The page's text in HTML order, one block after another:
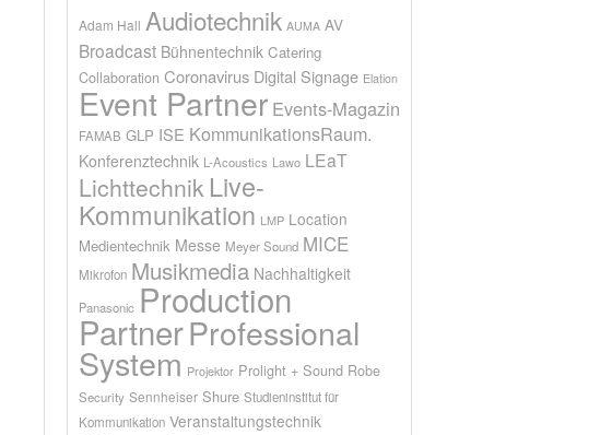
Adam Hall Audiotechnik AUMA AV
Broadcast Bühnentechnik Catering
Collaboration Coronavirus Digital Signage Elation
Event Partner Events-Magazin
FAMAB GLP ISE KommunikationsRaum.
Konferenztechnik L-Acoustics Lawo LEaT
Lichttechnik Live-
Kommunikation LMP Location
Medientechnik Messe Meyer Sound MICE
Mikrofon Musikmedia Nachhaltigkeit
Panasonic Production
PartnerProfessional
System Projektor Prolight + Sound Robe
Security Sennheiser Shure Studieninstitut für
Kommunikation Veranstaltungstechnik